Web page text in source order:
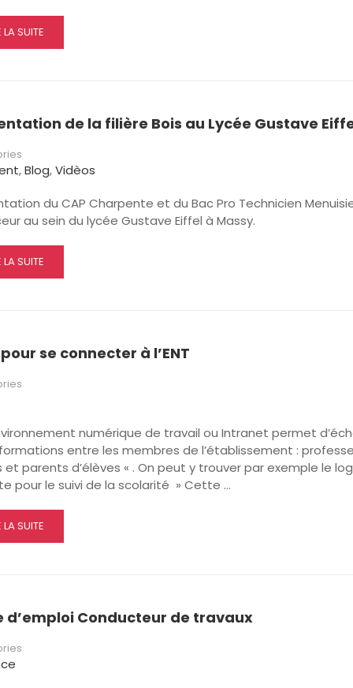
LA SUITE
de la filière Bois au Lycée Gustave
,Blog,Vidèos
du CAP Charpente et du Bac Pro Technicien
au sein du lycée Gustave Eiffel à Massy.
LA SUITE
se connecter à l’ENT
numérique de travail ou Intranet permet
entre les membres de l’établissement :
et parents d’élèves « . On peut y trouver par exemple le
pour le suivi de la scolarité » Cette …
LA SUITE
d’emploi Conducteur de travaux